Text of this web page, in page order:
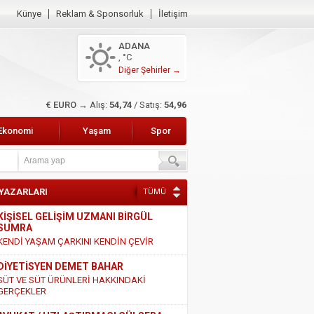
Künye Reklam & Sponsorluk İletişim
ADANA
, °C
Diğer Şehirler →
$ DOLAR → Alış: 47,49 / Satış: 47,68
Yaşam Spor
TÜMÜ
KİŞİSEL GELİŞİM UZMANI BİRGÜL
YAŞAM ÇARKINI KENDİN ÇEVİR
DİYETİSYEN DEMET BAHAR
VE SÜT ÜRÜNLERİ HAKKINDAKİ